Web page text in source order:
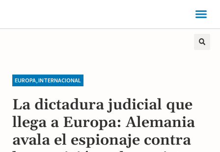
EUROPA INTERNACIONAL
La dictadura judicial que
llega a Europa: Alemania
avala el espionaje contra